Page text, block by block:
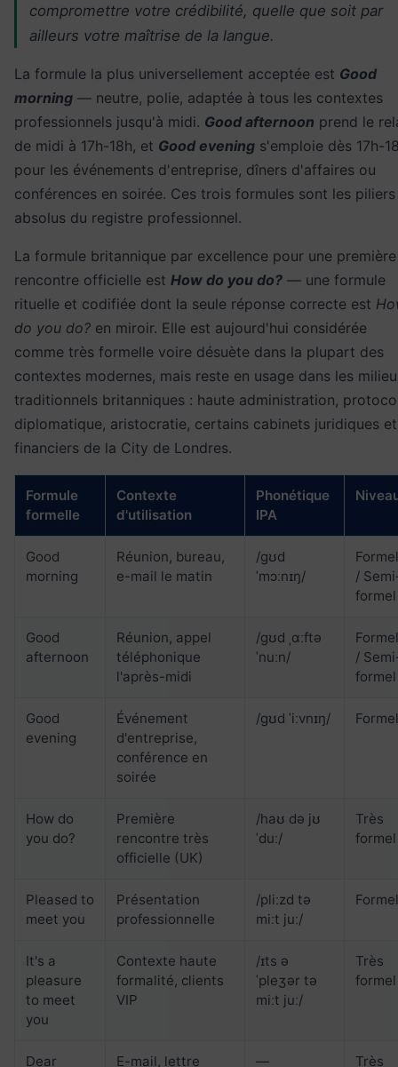
compromettre votre crédibilité, quelle que soit par
ailleurs votre maîtrise de la langue.
La formule la plus universellement acceptée est Good
morning — neutre, polie, adaptée à tous les contextes
professionnels jusqu'à midi. Good afternoon prend le
de midi à 17h-18h, et Good evening s'emploie dès 17h-
pour les événements d'entreprise, dîners d'affaires ou
conférences en soirée. Ces trois formules sont les piliers
absolus du registre professionnel.
La formule britannique par excellence pour une première
rencontre officielle est How do you do? — une formule
rituelle et codifiée dont la seule réponse correcte est
do you do? en miroir. Elle est aujourd'hui considérée
comme très formelle voire désuète dans la plupart des
contextes modernes, mais reste en usage dans les
traditionnels britanniques : haute administration,
diplomatique, aristocratie, certains cabinets juridiques et
financiers de la City de Londres.
Formule
formelle
Contexte
d'utilisation
Phonétique
IPA
Good
morning
Réunion, bureau,
e-mail le matin
/ɡʊd
ˈmɔːnɪŋ/
Formel
/
formel
Good
afternoon
Réunion, appel
téléphonique
l'après-midi
/ɡʊd ˌɑːftə
ˈnuːn/
Formel
/
formel
Good
evening
Événement
d'entreprise,
conférence en
soirée
/ɡʊd ˈiːvnɪŋ/ Formel
How do
you do?
Première
rencontre très
officielle (UK)
/haʊ də jʊ
ˈduː/
Très
formel
Pleased to
meet you
Présentation
professionnelle
/pliːzd tə
miːt juː/
Formel
It's a
pleasure
to meet
you
Contexte haute
formalité, clients
VIP
/ɪts ə
ˈpleʒər tə
miːt juː/
Très
formel
Dear E-mail, lettre — Très